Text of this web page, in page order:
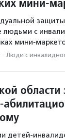
людьми с
мини-
· Люди с
области
детей-